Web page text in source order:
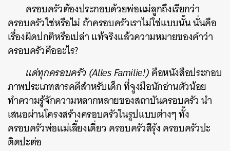
ครอบครัวต้องประกอบด้วยพ่อแม่ลูกถึงเรียกว่า
ครอบครัวใช่หรือไม่ ถ้าครอบครัวเราไม่ใช่แบบนั้น นั่นคือ
เรื่องผิดปกติหรือเปล่า แท้จริงแล้วความหมายของคำว่า
ครอบครัวคืออะไร?
แด่ทุกครอบครัว (Alles Familie!)คือหนังสือประกอบ
ภาพประเภทสารคดีสำหรับเด็ก ที่จูงมือนักอ่านตัวน้อย
ทำความรู้จักความหลากหลายของสถาบันครอบครัว นำ
เสนอผ่านโครงสร้างครอบครัวในรูปแบบต่างๆ ทั้ง
ครอบครัวพ่อแม่เลี้ยงเดี่ยว ครอบครัวสีรุ้ง ครอบครัวปะ
ติดปะต่อ